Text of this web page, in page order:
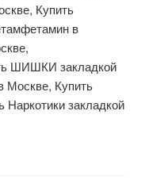
Купить
в
ШИШКИ закладкой
Москве, Купить
закладкой